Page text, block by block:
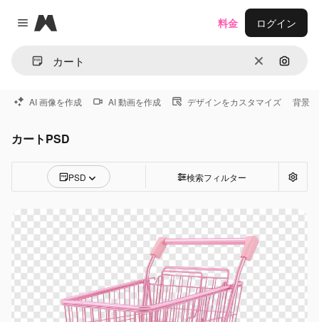
Close menu
Magnific
消去 画像で
料金 ログイン
AI 画像を作成 AI 動画を作成 デザインをカスタマイズ 背景
カートPSD
PSD 検索フィルター